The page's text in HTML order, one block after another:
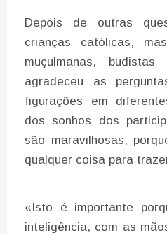
Depois de outras
crianças católicas,
muçulmanas,
agradeceu as
figurações em
dos sonhos dos
são maravilhosas,
qualquer coisa para
«Isto é importante
inteligência, com as